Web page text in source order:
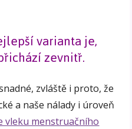
varianta je,
zevnitř.
zvláště i proto, že
a naše nálady i úroveň
vleku menstruačního